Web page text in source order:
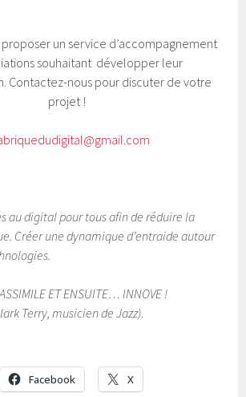
proposer un service d’accompagnement
souhaitant développer leur
Contactez-nous pour discuter de votre
projet !
au digital pour tous afin de réduire la
Créer une dynamique d’entraide autour
ET ENSUITE… INNOVE !
Terry, musicien de Jazz).
Facebook X